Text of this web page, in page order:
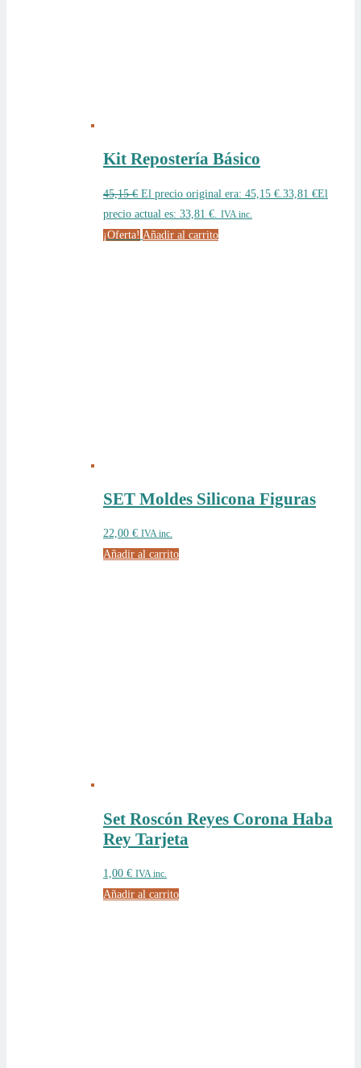
Kit Repostería Básico
45,15€ El precio original era: 45,15 €. 33,81 €El
precio actual es: 33,81 €.
IVA inc.
¡Oferta! Añadir al carrito
SET Moldes Silicona Figuras
22,00 € IVA inc.
Añadir al carrito
Set Roscón Reyes Corona Haba
Rey Tarjeta
1,00 € IVA inc.
Añadir al carrito